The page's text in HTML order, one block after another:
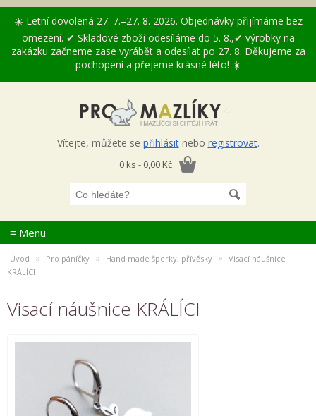
☀️ Letní dovolená 27. 7.–27. 8. 2026. Objednávky přijímáme bez
omezení. ✔ Skladové zboží odesíláme do 5. 8.,✔ výrobky na
zakázku začneme zase vyrábět a odesílat po 27. 8. Děkujeme za
pochopení a přejeme krásné léto! ☀️
Vítejte, můžete se přihlásitnebo registrovat.
0 ks - 0,00 Kč
≡ Menu
Úvod » Pro páníčky » Hand made šperky, přívěsky » Visací náušnice
KRÁLÍCI
Visací náušnice KRÁLÍCI